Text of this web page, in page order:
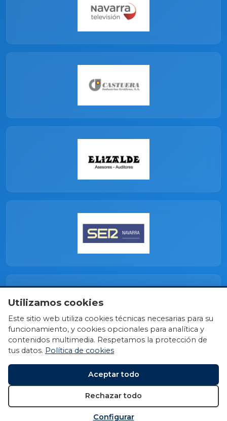
Utilizamos cookies
Este sitio web utiliza cookies técnicas necesarias para su
funcionamiento, y cookies opcionales para analítica y
contenidos multimedia. Respetamos la protección de
tus datos. Política de cookies
Aceptar todo
Rechazar todo
Configurar